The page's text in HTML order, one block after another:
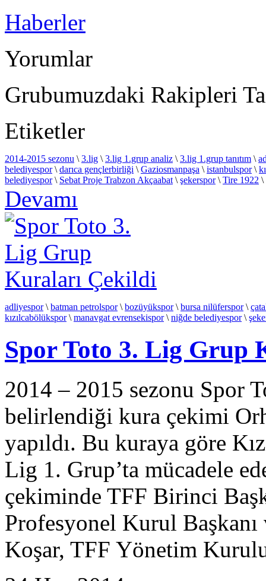
Haberler
Yorumlar
Grubumuzdaki Rakipleri
Etiketler
2014-2015 sezonu \ 3.lig \ 3.lig 1.grup analiz \ 3.lig 1.grup tanıtım \
belediyespor\ darıca gençlerbirliği \ Gaziosmanpaşa \ istanbulspor\
belediyespor\ Sebat Proje Trabzon Akçaabat \ şekerspor\ Tire 1922 \
Devamı
adliyespor\ batman petrolspor\ bozüyükspor\ bursa nilüferspor\
kızılcabölükspor\ manavgat evrensekispor\ niğde belediyespor\
Spor Toto 3. Lig Grup
2014 – 2015 sezonu Spor
belirlendiği kura çekimi
yapıldı. Bu kuraya göre
Lig 1. Grup’ta mücadele
çekiminde TFF Birinci
Profesyonel Kurul
Koşar, TFF Yönetim